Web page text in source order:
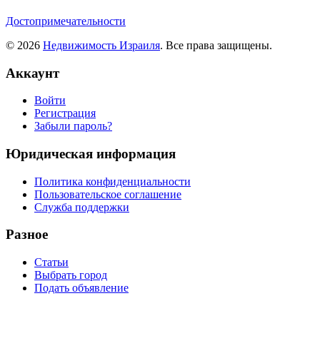
Достопримечательности
© 2026 Недвижимость Израиля. Все права защищены.
Аккаунт
Войти
Регистрация
Забыли пароль?
Юридическая информация
Политика конфиденциальности
Пользовательское соглашение
Служба поддержки
Разное
Статьи
Выбрать город
Подать объявление